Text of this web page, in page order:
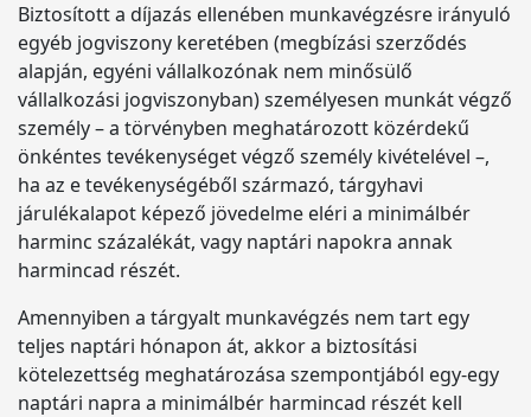
Biztosított a díjazás ellenében munkavégzésre irányuló
egyéb jogviszony keretében (megbízási szerződés
alapján, egyéni vállalkozónak nem minősülő
vállalkozási jogviszonyban) személyesen munkát végző
személy – a törvényben meghatározott közérdekű
önkéntes tevékenységet végző személy kivételével –,
ha az e tevékenységéből származó, tárgyhavi
járulékalapot képező jövedelme eléri a minimálbér
harminc százalékát, vagy naptári napokra annak
harmincad részét.
Amennyiben a tárgyalt munkavégzés nem tart egy
teljes naptári hónapon át, akkor a biztosítási
kötelezettség meghatározása szempontjából egy-egy
naptári napra a minimálbér harmincad részét kell